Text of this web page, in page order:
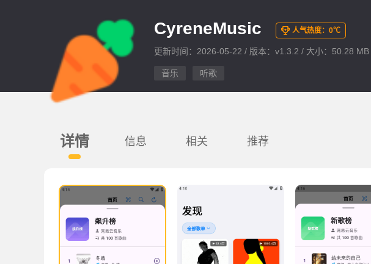
CyreneMusic 人气热度：0℃
更新时间：2026-05-22 / 版本：v1.3.2 / 大小：50.28 MB
音乐 听歌
详情 信息 相关 推荐